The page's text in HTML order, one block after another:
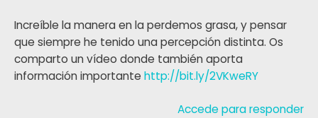
Increíble la manera en la perdemos grasa, y pensar
que siempre he tenido una percepción distinta. Os
comparto un vídeo donde también aporta
información importante http://bit.ly/2VKweRY
Accede para responder